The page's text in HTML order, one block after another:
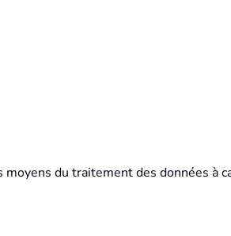
du traitement des données à